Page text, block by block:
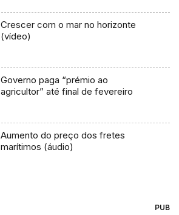
Crescer com o mar no horizonte
(vídeo)
Governo paga “prémio ao
agricultor” até final de fevereiro
Aumento do preço dos fretes
marítimos (áudio)
PUB